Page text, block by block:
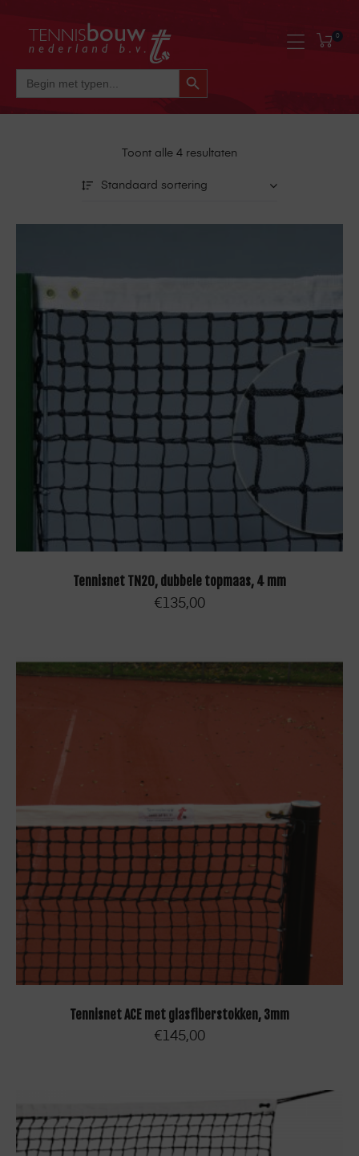
0
Naar:
Zoekknop
Toont alle 4 resultaten
Standaard sortering
OPTIES SELECTEREN
Tennisnet TN20, dubbele topmaas, 4 mm
€ 135,00
OPTIES SELECTEREN
Tennisnet ACE met glasfiberstokken, 3mm
€145,00